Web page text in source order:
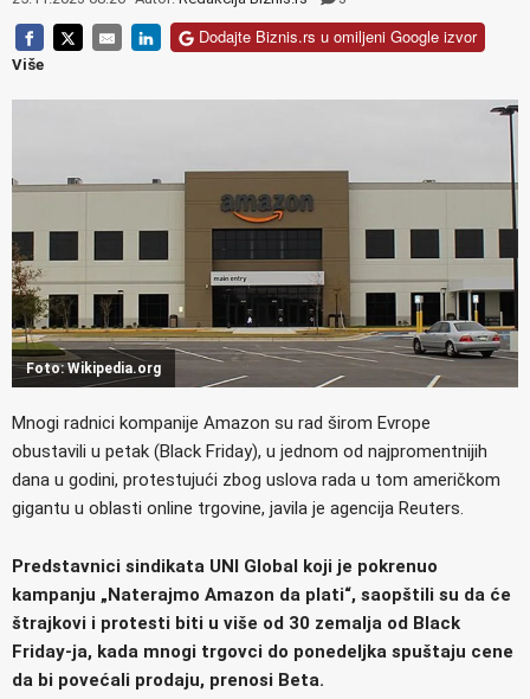
Dodajte Biznis.rs u omiljeni Google izvor
Više
Foto: Wikipedia.org
Mnogi radnici kompanije Amazon su rad širom Evrope
obustavili u petak (Black Friday), u jednom od najpromentnijih
dana u godini, protestujući zbog uslova rada u tom američkom
gigantu u oblasti online trgovine, javila je agencija Reuters.
Predstavnici sindikata UNI Global koji je pokrenuo
kampanju „Naterajmo Amazon da plati“, saopštili su da će
štrajkovi i protesti biti u više od 30 zemalja od Black
Friday-ja, kada mnogi trgovci do ponedeljka spuštaju cene
da bi povećali prodaju, prenosi Beta.